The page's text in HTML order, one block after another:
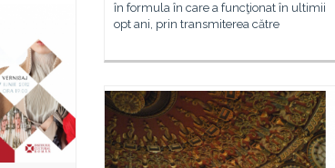
în formula în care a funcţionat în ultimii
opt ani, prin transmiterea către